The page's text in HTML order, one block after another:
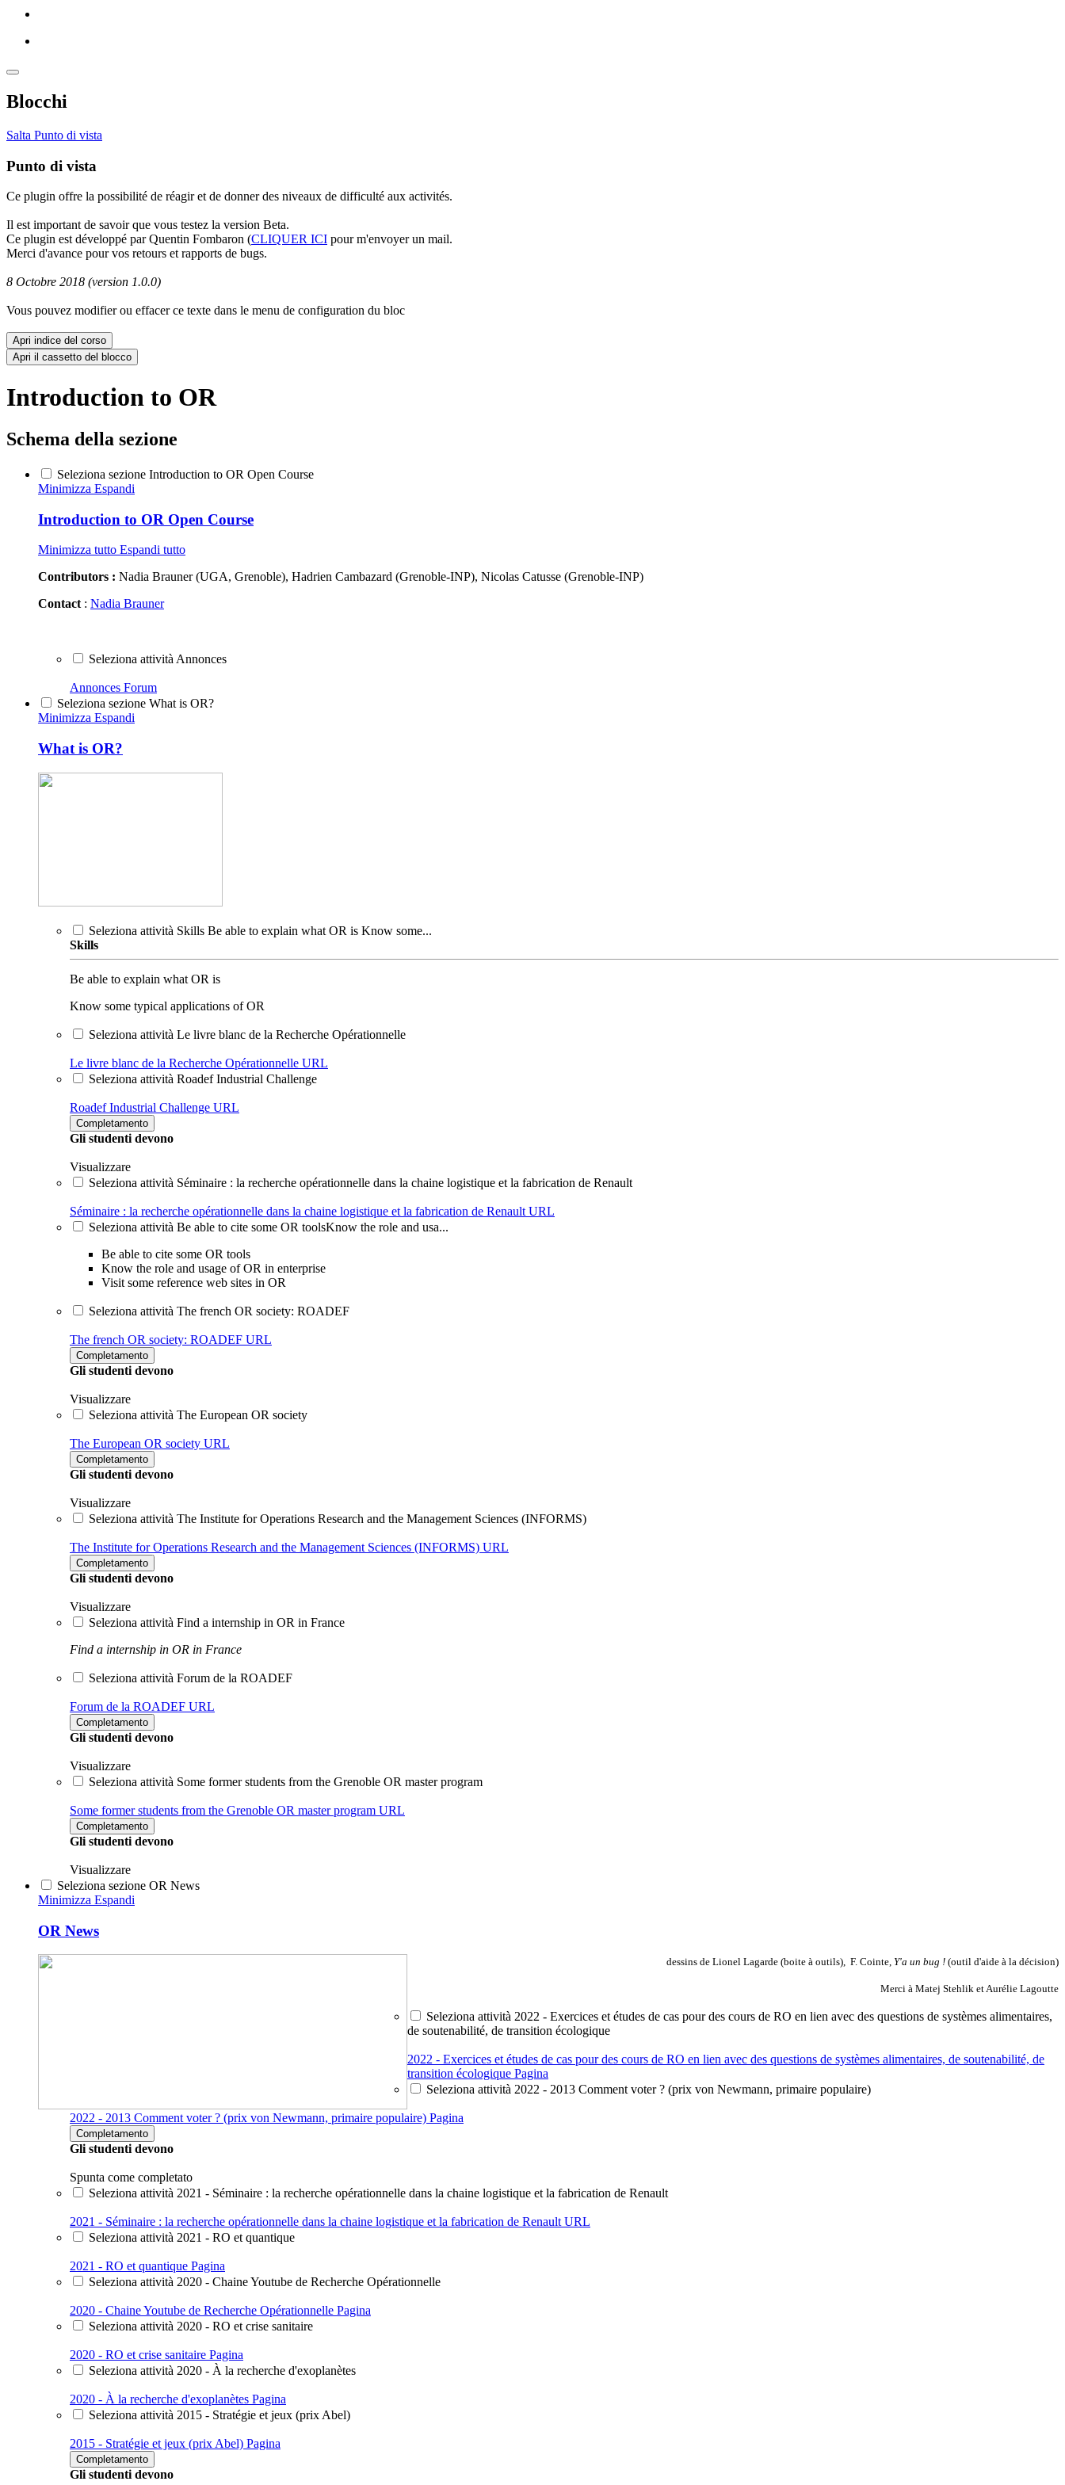
Blocchi
Salta Punto di vista
Punto di vista
Ce plugin offre la possibilité de réagir et de donner des niveaux de difficulté aux activités.
Il est important de savoir que vous testez la version Beta.
Ce plugin est développé par Quentin Fombaron (CLIQUER ICI pour m'envoyer un mail.
Merci d'avance pour vos retours et rapports de bugs.
8 Octobre 2018 (version 1.0.0)
Vous pouvez modifier ou effacer ce texte dans le menu de configuration du bloc
Apri indice del corso
Apri il cassetto del blocco
Introduction to OR
Schema della sezione
Seleziona sezione Introduction to OR Open Course
Minimizza Espandi
Introduction to OR Open Course
Minimizza tutto Espandi tutto
Contributors : Nadia Brauner (UGA, Grenoble), Hadrien Cambazard (Grenoble-INP), Nicolas Catusse (Grenoble-INP)
Contact: Nadia Brauner
Seleziona attività Annonces
Annonces Forum
Seleziona sezione What is OR?
Minimizza Espandi
What is OR?
Seleziona attività Skills Be able to explain what OR is Know some...
Skills
Be able to explain what OR is
Know some typical applications of OR
Seleziona attività Le livre blanc de la Recherche Opérationnelle
Le livre blanc de la Recherche Opérationnelle URL
Seleziona attività Roadef Industrial Challenge
Roadef Industrial Challenge URL
Completamento
Gli studenti devono
Visualizzare
Seleziona attività Séminaire : la recherche opérationnelle dans la chaine logistique et la fabrication de Renault
Séminaire : la recherche opérationnelle dans la chaine logistique et la fabrication de Renault URL
Seleziona attività Be able to cite some OR toolsKnow the role and usa...
Be able to cite some OR tools
Know the role and usage of OR in enterprise
Visit some reference web sites in OR
Seleziona attività The french OR society: ROADEF
The french OR society: ROADEF URL
Completamento
Gli studenti devono
Visualizzare
Seleziona attività The European OR society
The European OR society URL
Completamento
Gli studenti devono
Visualizzare
Seleziona attività The Institute for Operations Research and the Management Sciences (INFORMS)
The Institute for Operations Research and the Management Sciences (INFORMS) URL
Completamento
Gli studenti devono
Visualizzare
Seleziona attività Find a internship in OR in France
Find a internship in OR in France
Seleziona attività Forum de la ROADEF
Forum de la ROADEF URL
Completamento
Gli studenti devono
Visualizzare
Seleziona attività Some former students from the Grenoble OR master program
Some former students from the Grenoble OR master program URL
Completamento
Gli studenti devono
Visualizzare
Seleziona sezione OR News
Minimizza Espandi
OR News
dessins de Lionel Lagarde (boite à outils), F. Cointe, Y'a un bug ! (outil d'aide à la décision)
Merci à Matej Stehlik et Aurélie Lagoutte
Seleziona attività 2022 - Exercices et études de cas pour des cours de RO en lien avec des questions de systèmes alimentaires,
de soutenabilité, de transition écologique
2022 - Exercices et études de cas pour des cours de RO en lien avec des questions de systèmes alimentaires, de soutenabilité, de
transition écologique Pagina
Seleziona attività 2022 - 2013 Comment voter ? (prix von Newmann, primaire populaire)
2022 - 2013 Comment voter ? (prix von Newmann, primaire populaire) Pagina
Completamento
Gli studenti devono
Spunta come completato
Seleziona attività 2021 - Séminaire : la recherche opérationnelle dans la chaine logistique et la fabrication de Renault
2021 - Séminaire : la recherche opérationnelle dans la chaine logistique et la fabrication de Renault URL
Seleziona attività 2021 - RO et quantique
2021 - RO et quantique Pagina
Seleziona attività 2020 - Chaine Youtube de Recherche Opérationnelle
2020 - Chaine Youtube de Recherche Opérationnelle Pagina
Seleziona attività 2020 - RO et crise sanitaire
2020 - RO et crise sanitaire Pagina
Seleziona attività 2020 - À la recherche d'exoplanètes
2020 - À la recherche d'exoplanètes Pagina
Seleziona attività 2015 - Stratégie et jeux (prix Abel)
2015 - Stratégie et jeux (prix Abel) Pagina
Completamento
Gli studenti devono